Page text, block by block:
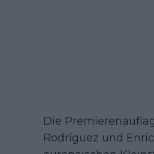
Die
Rodríguez und